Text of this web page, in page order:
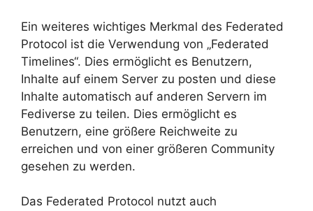
Ein weiteres wichtiges Merkmal des Federated
Protocol ist die Verwendung von „Federated
Timelines“. Dies ermöglicht es Benutzern,
Inhalte auf einem Server zu posten und diese
Inhalte automatisch auf anderen Servern im
Fediverse zu teilen. Dies ermöglicht es
Benutzern, eine größere Reichweite zu
erreichen und von einer größeren Community
gesehen zu werden.
Das Federated Protocol nutzt auch